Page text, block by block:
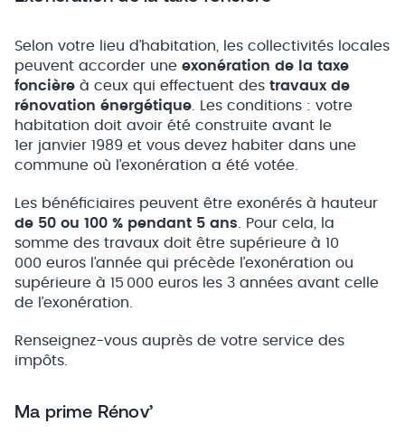
Selon votre lieu d’habitation, les collectivités locales
peuvent accorder une exonération de la taxe
foncière à ceux qui effectuent des travaux de
rénovation énergétique . Les conditions : votre
habitation doit avoir été construite avant le
1er janvier 1989 et vous devez habiter dans une
commune où l’exonération a été votée.
Les bénéficiaires peuvent être exonérés à hauteur
de 50 ou 100 % pendant 5 ans . Pour cela, la
somme des travaux doit être supérieure à 10
000 euros l’année qui précède l’exonération ou
supérieure à 15 000 euros les 3 années avant celle
de l’exonération.
Renseignez-vous auprès de votre service des
impôts.
Ma prime Rénov’